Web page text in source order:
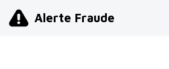
Alerte Fraude